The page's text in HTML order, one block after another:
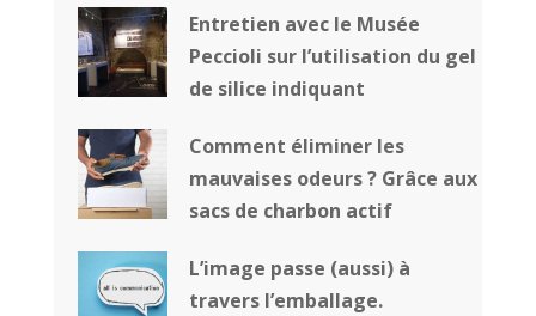
Entretien avec le Musée
Peccioli sur l’utilisation du gel
de silice indiquant
Comment éliminer les
mauvaises odeurs ? Grâce aux
sacs de charbon actif
L’image passe (aussi) à
travers l’emballage.